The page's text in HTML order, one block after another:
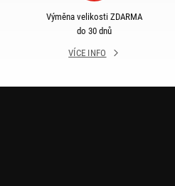
Výměna velikosti ZDARMA
do 30 dnů
VÍCE INFO